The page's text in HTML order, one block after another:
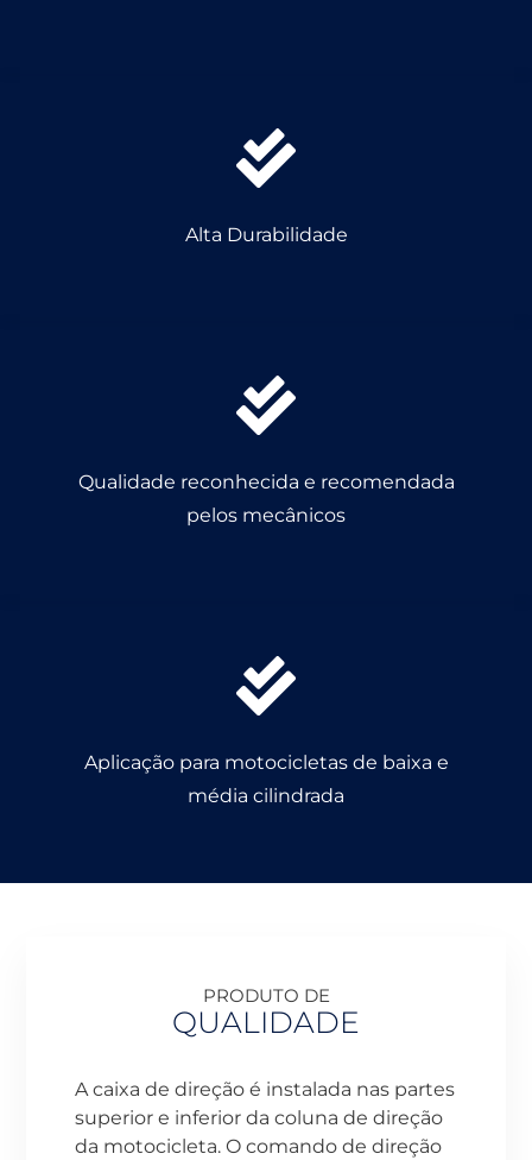
Alta Durabilidade
Qualidade reconhecida e recomendada
pelos mecânicos
Aplicação para motocicletas de baixa e
média cilindrada
PRODUTO DE
QUALIDADE
A caixa de direção é instalada nas partes
superior e inferior da coluna de direção
da motocicleta. O comando de direção